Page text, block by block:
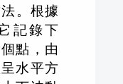
。根據
記錄下
點，由
水平方